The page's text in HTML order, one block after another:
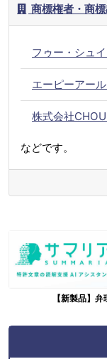
商標権者・商
フゥー・シュ
エーピーアー
株式会社
などです。
【新製品】